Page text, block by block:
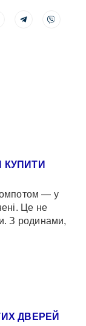
КУПИТИ
— у
Це не
З родинами,
ДВЕРЕЙ